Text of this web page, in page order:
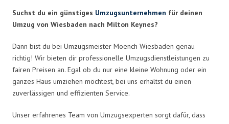
Suchst du ein günstiges Umzugsunternehmen für deinen
Umzug von Wiesbaden nach Milton Keynes?
Dann bist du bei Umzugsmeister Moench Wiesbaden genau
richtig! Wir bieten dir professionelle Umzugsdienstleistungen zu
fairen Preisen an. Egal ob du nur eine kleine Wohnung oder ein
ganzes Haus umziehen möchtest, bei uns erhältst du einen
zuverlässigen und effizienten Service.
Unser erfahrenes Team von Umzugsexperten sorgt dafür, dass